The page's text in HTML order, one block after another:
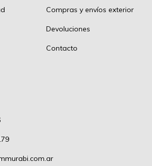
Compras y envíos exterior
Devoluciones
Contacto